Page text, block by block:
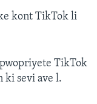
kont TikTok li
TikTok
ki sevi ave l.